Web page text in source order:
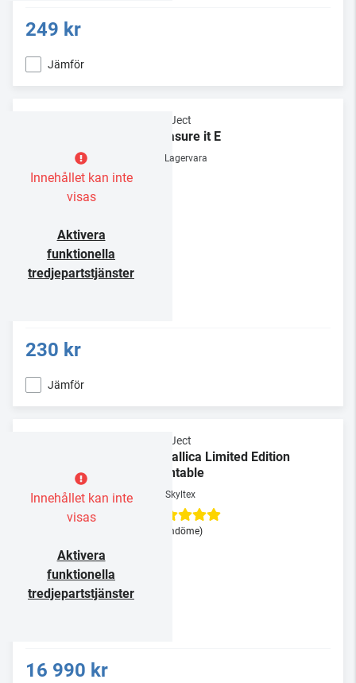
249 kr
Jämför
Innehållet kan inte
visas
Aktivera
funktionella
tredjepartstjänster
Pro-Ject
Measure it E
Lagervara
230 kr
Jämför
Innehållet kan inte
visas
Aktivera
funktionella
tredjepartstjänster
Pro-Ject
Metallica Limited Edition
Turntable
Skyltex
(1 omdöme)
16 990 kr